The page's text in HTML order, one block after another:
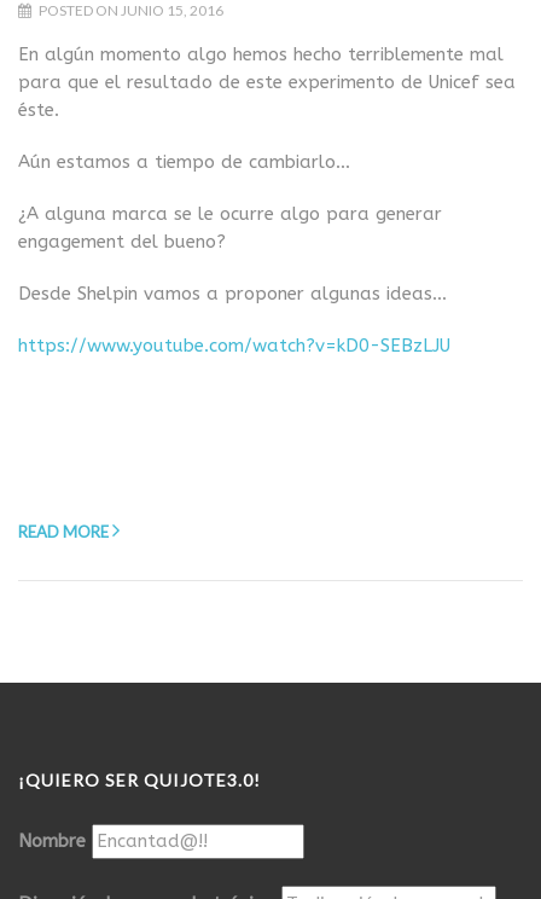
POSTED ON JUNIO 15, 2016
En algún momento algo hemos hecho terriblemente mal
para que el resultado de este experimento de Unicef sea
éste.
Aún estamos a tiempo de cambiarlo…
¿A alguna marca se le ocurre algo para generar
engagement del bueno?
Desde Shelpin vamos a proponer algunas ideas…
https://www.youtube.com/watch?v=kD0-SEBzLJU
READ MORE
¡QUIERO SER QUIJOTE3.0!
Nombre